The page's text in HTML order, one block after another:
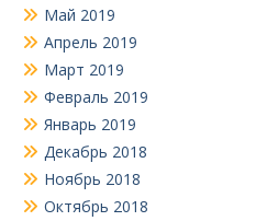
Май 2019
Апрель 2019
Март 2019
Февраль 2019
Январь 2019
Декабрь 2018
Ноябрь 2018
Октябрь 2018